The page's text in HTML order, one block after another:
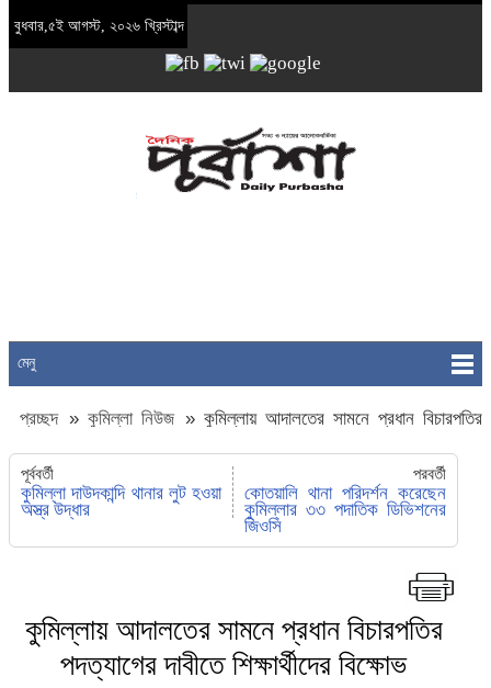
বুধবার,৫ই আগস্ট, ২০২৬ খ্রিস্টাব্দ
মেনু
প্রচ্ছদ » কুমিল্লা নিউজ » কুমিল্লায় আদালতের সামনে প্রধান বিচারপতির
পদত্যাগের দাবীতে শিক্ষার্থীদের বিক্ষোভ
পূর্ববর্তী
কুমিল্লা দাউদকান্দি থানার লুট হওয়া
অস্ত্র উদ্ধার
পরবর্তী
কোতয়ালি থানা পরিদর্শন করেছেন
কুমিল্লার ৩৩ পদাতিক ডিভিশনের
জিওসি
কুমিল্লায় আদালতের সামনে প্রধান বিচারপতির
পদত্যাগের দাবীতে শিক্ষার্থীদের বিক্ষোভ